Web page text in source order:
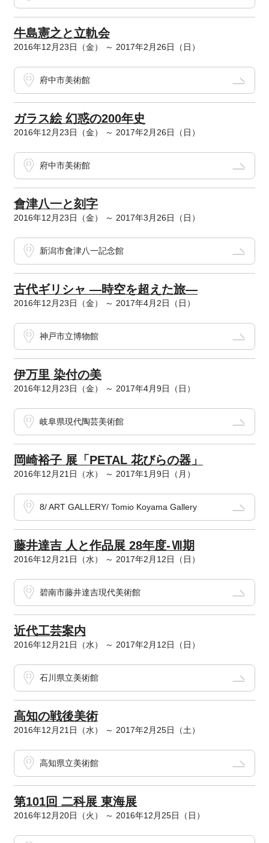
牛島憲之と立軌会
2016年12月23日（金） ～ 2017年2月26日（日）
府中市美術館
ガラス絵 幻惑の200年史
2016年12月23日（金） ～ 2017年2月26日（日）
府中市美術館
會津八一と刻字
2016年12月23日（金） ～ 2017年3月26日（日）
新潟市會津八一記念館
古代ギリシャ ―時空を超えた旅―
2016年12月23日（金） ～ 2017年4月2日（日）
神戸市立博物館
伊万里 染付の美
2016年12月23日（金） ～ 2017年4月9日（日）
岐阜県現代陶芸美術館
岡崎裕子 展「PETAL 花びらの器」
2016年12月21日（水） ～ 2017年1月9日（月）
8/ ART GALLERY/ Tomio Koyama Gallery
藤井達吉 人と作品展 28年度-Ⅶ期
2016年12月21日（水） ～ 2017年2月12日（日）
碧南市藤井達吉現代美術館
近代工芸案内
2016年12月21日（水） ～ 2017年2月12日（日）
石川県立美術館
高知の戦後美術
2016年12月21日（水） ～ 2017年2月25日（土）
高知県立美術館
第101回 二科展 東海展
2016年12月20日（火） ～ 2016年12月25日（日）